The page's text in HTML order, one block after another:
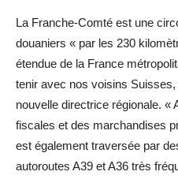
La Franche-Comté est une
douaniers « par les 230
étendue de la France
tenir avec nos voisins Suisses,
nouvelle directrice régionale. «
fiscales et des marchandises
est également traversée par
autoroutes A39 et A36 très